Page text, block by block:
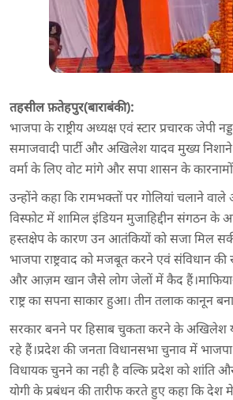
तहसील फ़तेहपुर(बाराबंकी):
भाजपा के राष्ट्रीय अध्यक्ष एवं स्टार प्रचारक
समाजवादी पार्टी और अखिलेश यादव मुख्य निशाने
वर्मा के लिए वोट मांगे और सपा शासन के
उन्होंने कहा कि रामभक्तों पर गोलियां चलाने
विस्फोट में शामिल इंडियन मुजाहिद्दीन संगठन
हस्तक्षेप के कारण उन आतंकियों को सजा मिल
भाजपा राष्ट्रवाद को मजबूत करने एवं संविधान
और आज़म खान जैसे लोग जेलों में कैद हैं।माफियाओं
राष्ट्र का सपना साकार हुआ। तीन तलाक कानून
सरकार बनने पर हिसाब चुकता करने के अखिलेश
रहे हैं।प्रदेश की जनता विधानसभा चुनाव में
विधायक चुनने का नही है वल्कि प्रदेश को शांति
योगी के प्रबंधन की तारीफ करते हुए कहा कि देश